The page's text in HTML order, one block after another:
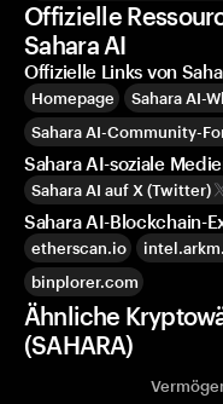
Offizielle
Sahara AI
Offizielle Links von
Homepage
Sahara AI-
Sahara AI-Community-
Sahara AI-soziale
Sahara AI auf X (Twitter)
Sahara AI-Blockchain-
etherscan.io
binplorer.com
Ähnliche
(SAHARA)